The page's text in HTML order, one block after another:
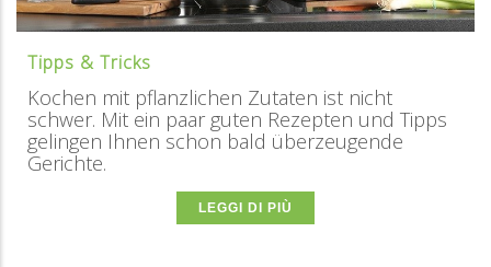
Tipps & Tricks
Kochen mit pflanzlichen Zutaten ist nicht
schwer. Mit ein paar guten Rezepten und Tipps
gelingen Ihnen schon bald überzeugende
Gerichte.
LEGGI DI PIÙ